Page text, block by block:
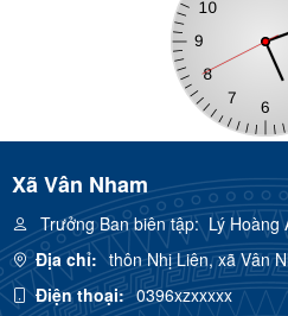
Xã Vân Nham
Trưởng Ban biên tập:Lý Hoàng
Địa chỉ: thôn Nhị Liên, xã Vân
Điện thoại: 0396xzxxxxx